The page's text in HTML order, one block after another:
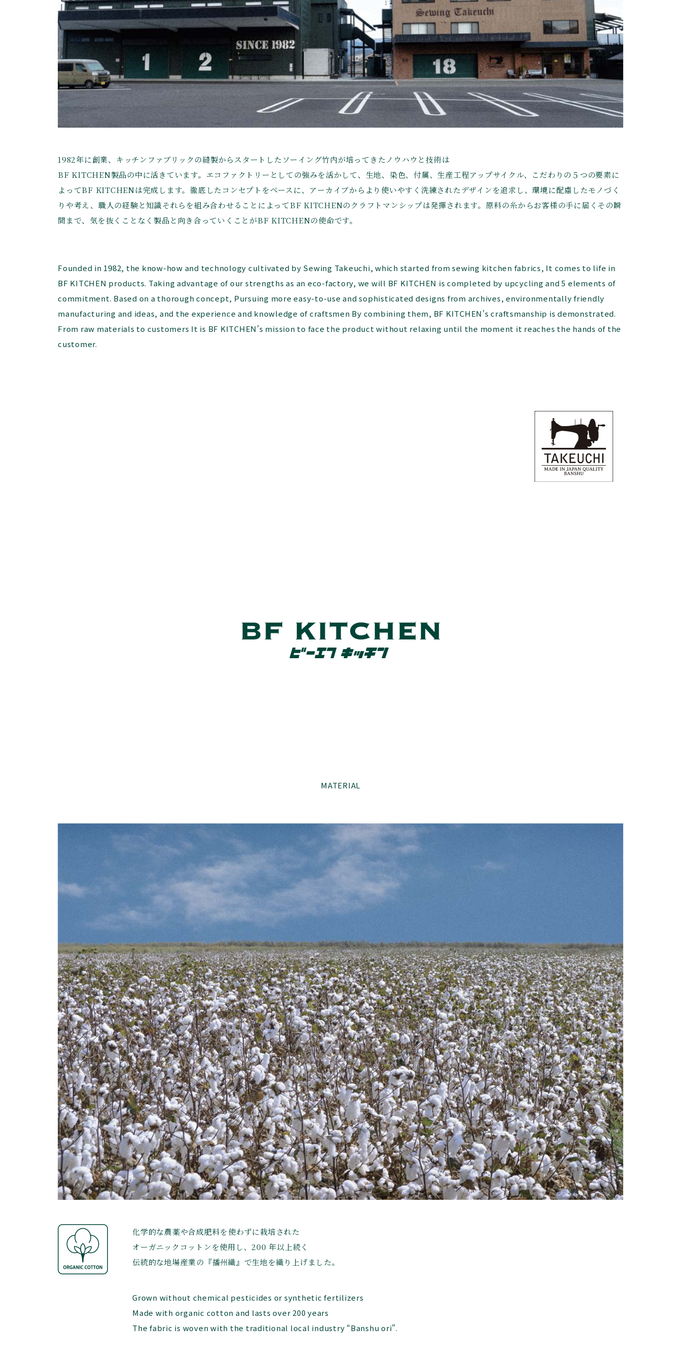
1982年に創業、キッチンファブリックの縫製からスタートしたソーイング竹内が培ってきたノウハウと技術は
BF KITCHEN製品の中に活きています。エコファクトリーとしての強みを活かして、生地、染色、付属、生産工程アップサイクル、こだわりの５つの要素に
よってBF KITCHENは完成します。徹底したコンセプトをベースに、アーカイブからより使いやすく洗練されたデザインを追求し、環境に配慮したモノづく
りや考え、職人の経験と知識それらを組み合わせることによってBF KITCHENのクラフトマンシップは発揮されます。原料の糸からお客様の手に届くその瞬
間まで、気を抜くことなく製品と向き合っていくことがBF KITCHENの使命です。
Founded in 1982, the know-how and technology cultivated by Sewing Takeuchi, which started from sewing kitchen fabrics, It comes to life in
BF KITCHEN products. Taking advantage of our strengths as an eco-factory, we will BF KITCHEN is completed by upcycling and 5 elements of
commitment. Based on a thorough concept, Pursuing more easy-to-use and sophisticated designs from archives, environmentally friendly
manufacturing and ideas, and the experience and knowledge of craftsmen By combining them, BF KITCHEN’s craftsmanship is demonstrated.
From raw materials to customers It is BF KITCHEN’s mission to face the product without relaxing until the moment it reaches the hands of the
customer.
MATERIAL
化学的な農薬や合成肥料を使わずに栽培された
オーガニックコットンを使用し、200 年以上続く
伝統的な地場産業の『播州織』で生地を織り上げました。
Grown without chemical pesticides or synthetic fertilizers
Made with organic cotton and lasts over 200 years
The fabric is woven with the traditional local industry “Banshu ori”.